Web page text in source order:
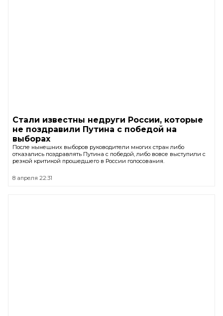
Стали известны недруги России, которые
не поздравили Путина с победой на
выборах
После нынешних выборов руководители многих стран либо
отказались поздравлять Путина с победой, либо вовсе выступили с
резкой критикой прошедшего в России голосования.
8 апреля 22:31